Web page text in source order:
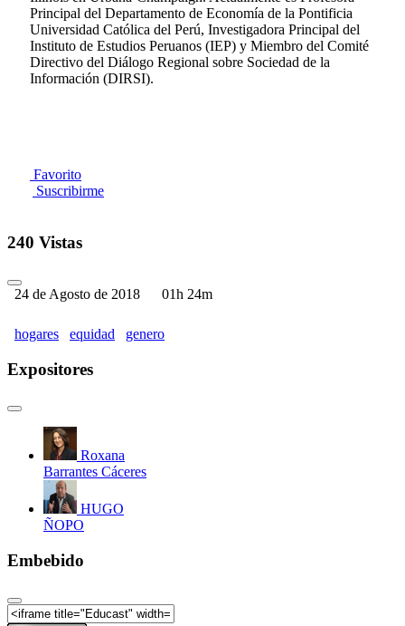
Principal del Departamento de Economía de la Pontificia
Universidad Católica del Perú, Investigadora Principal del
Instituto de Estudios Peruanos (IEP) y Miembro del Comité
Directivo del Diálogo Regional sobre Sociedad de la
Información (DIRSI).
Favorito
Suscribirme
240 Vistas
24 de Agosto de 2018 01h 24m
hogares equidad genero
Expositores
Roxana
Barrantes Cáceres
HUGO
ÑOPO
Embebido